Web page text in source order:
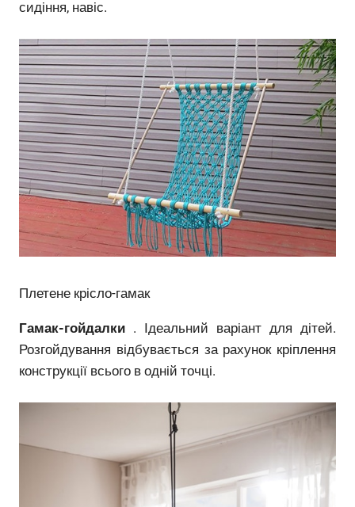
сидіння, навіс.
Плетене крісло-гамак
Гамак-гойдалки . Ідеальний варіант для дітей.
Розгойдування відбувається за рахунок кріплення
конструкції всього в одній точці.